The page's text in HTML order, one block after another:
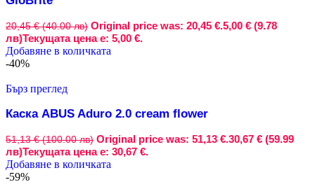
20,45 € (40.00 лв) Original price was: 20,45 €.5,00 € (9.78
лв)Текущата цена е: 5,00 €.
Добавяне в количката
-40%
Бърз преглед
Каска ABUS Aduro 2.0 cream flower
51,13 € (100.00 лв) Original price was: 51,13 €.30,67 € (59.99
лв)Текущата цена е: 30,67 €.
Добавяне в количката
-59%